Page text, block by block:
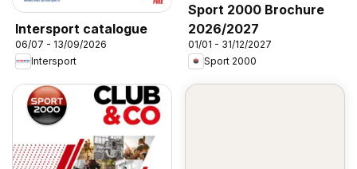
Intersport catalogue
06/07 - 13/09/2026
Intersport
Sport 2000 Brochure
2026/2027
01/01 - 31/12/2027
Sport 2000